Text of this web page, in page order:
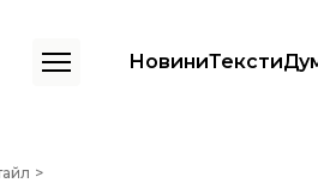
НовиниТексти
обстріляли житлові будинки у